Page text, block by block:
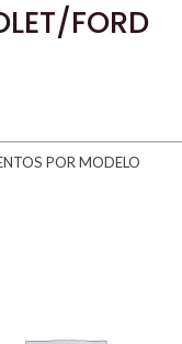
FORD
POR MODELO